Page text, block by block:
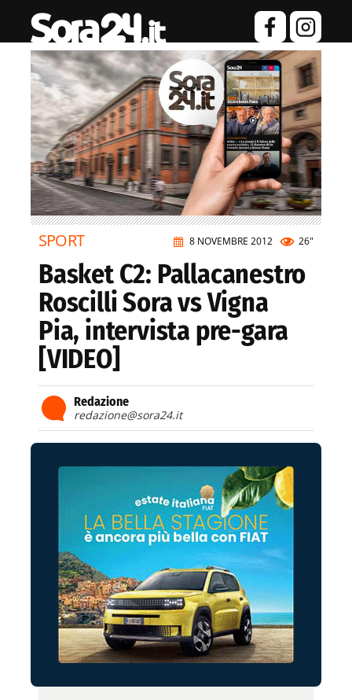
8 NOVEMBRE 2012 26"
SPORT
Basket C2: Pallacanestro
Roscilli Sora vs Vigna
Pia, intervista pre-gara
[VIDEO]
Redazione
redazione@sora24.it